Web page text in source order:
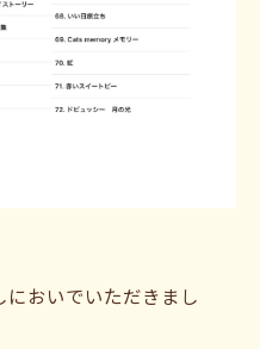
おいでいただきまし